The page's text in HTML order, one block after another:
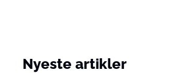
Nyeste artikler